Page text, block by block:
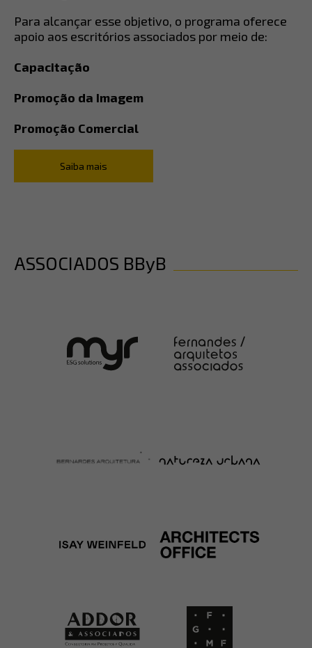
Para alcançar esse objetivo, o programa oferece
apoio aos escritórios associados por meio de:
Capacitação
Promoção da Imagem
Promoção Comercial
Saiba mais
ASSOCIADOS BByB